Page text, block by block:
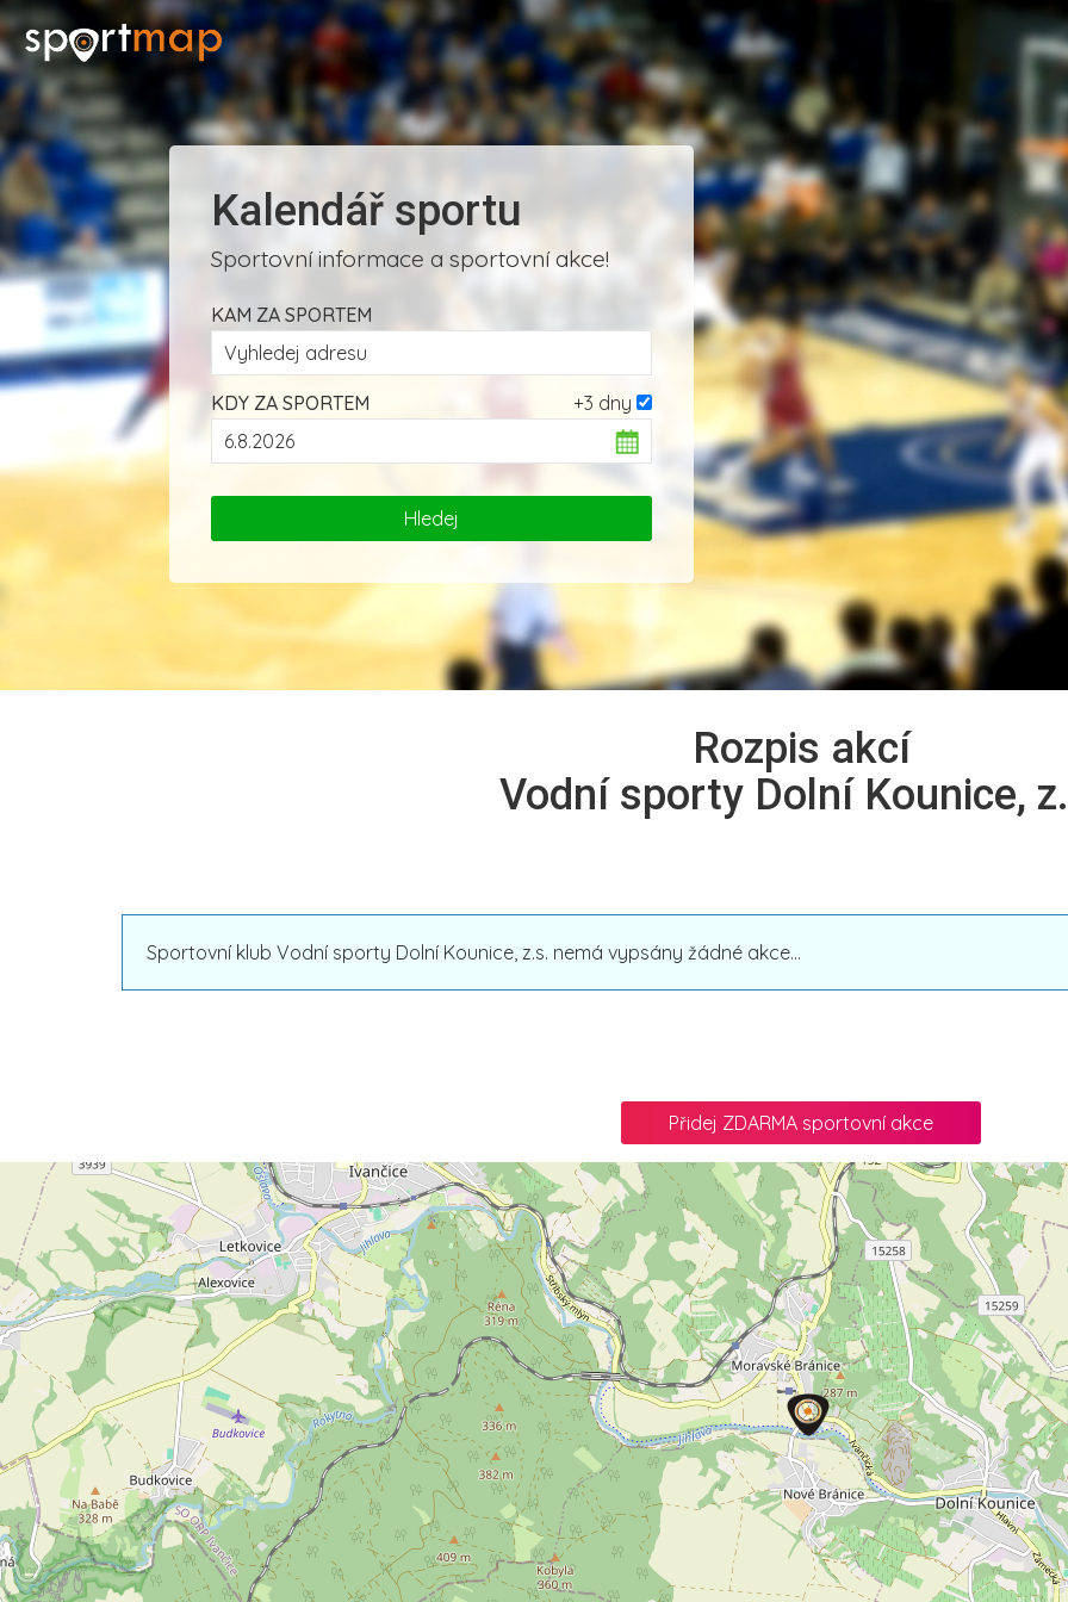
Kalendář sportu
Sportovní informace a sportovní akce!
KAM ZA SPORTEM
+3 dny
KDY ZA SPORTEM
Rozpis akcí
Vodní sporty Dolní Kounice,
Sportovní klub Vodní sporty Dolní Kounice, z.s. nemá vypsány žádné akce...
Přidej ZDARMA sportovní akce